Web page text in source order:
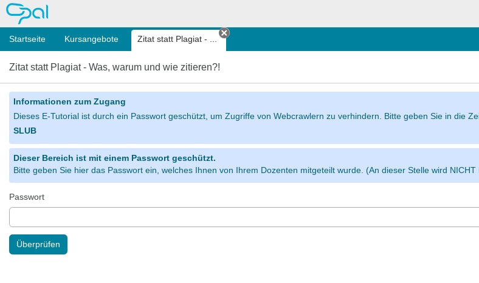
OPAL
Startseite Kursangebote Zitat statt Plagiat - ...
Tab schließen
Zitat statt Plagiat - Was, warum und wie zitieren?!
Informationen zum Zugang
Dieses E-Tutorial ist durch ein Passwort geschützt, um Zugriffe von Webcrawlern zu verhindern. Bitte geben Sie in die
SLUB
Dieser Bereich ist mit einem Passwort geschützt.
Bitte geben Sie hier das Passwort ein, welches Ihnen von Ihrem Dozenten mitgeteilt wurde. (An dieser Stelle wird
Passwort
Überprüfen